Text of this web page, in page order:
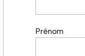
Prénom